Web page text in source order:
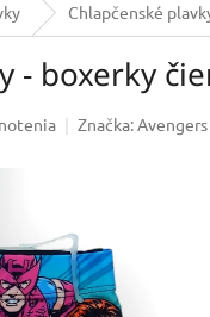
Chlapčenské
- boxerky
Značka:Avengers